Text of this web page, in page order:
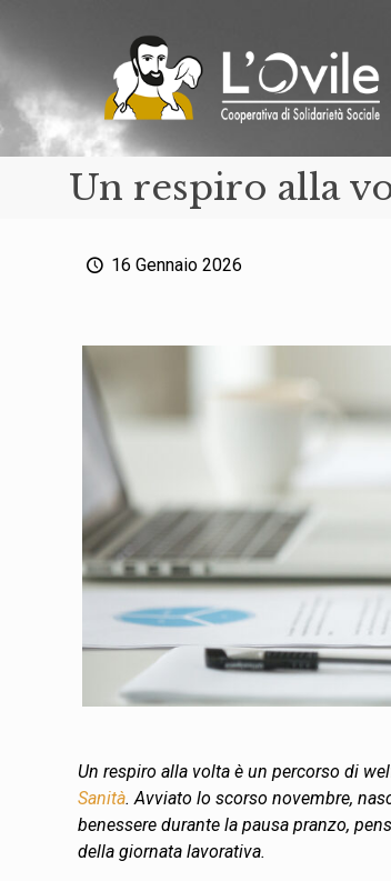
Un respiro alla
16 Gennaio 2026
Un respiro alla volta è un percorso di
Sanità. Avviato lo scorso novembre,
benessere durante la pausa pranzo,
della giornata lavorativa.